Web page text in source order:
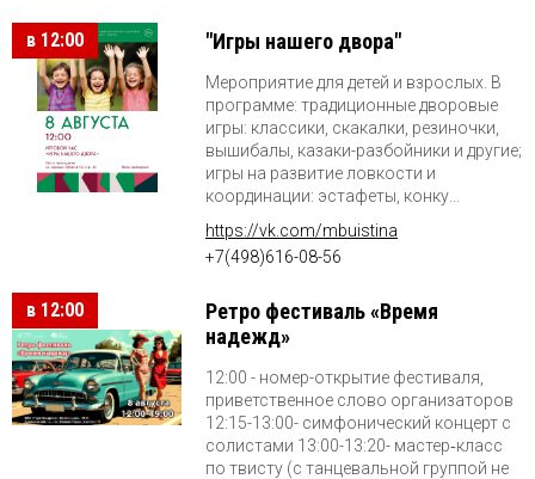
в 12:00 "Игры нашего двора"
Мероприятие для детей и взрослых. В
программе: традиционные дворовые
игры: классики, скакалки, резиночки,
вышибалы, казаки-разбойники и другие;
игры на развитие ловкости и
координации: эстафеты, конку...
https://vk.com/mbuistina
+7(498)616-08-56
в 12:00
Ретро фестиваль «Время
надежд»
12:00 - номер-открытие фестиваля,
приветственное слово организаторов
12:15-13:00- симфонический концерт с
солистами 13:00-13:20- мастер‑класс
по твисту (с танцевальной группой не